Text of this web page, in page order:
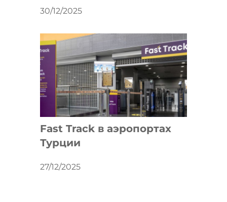
30/12/2025
Fast Track в аэропортах
Турции
27/12/2025